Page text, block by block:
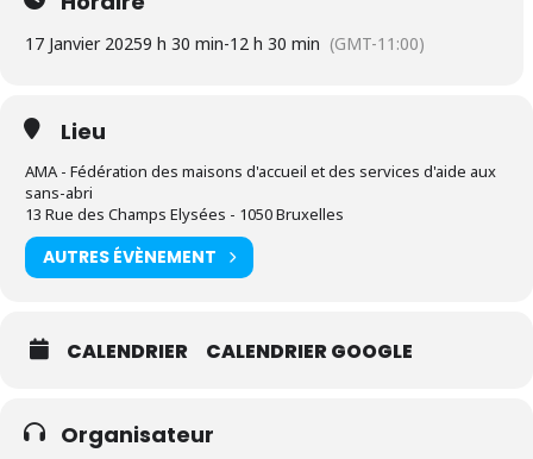
17 Janvier 20259 h 30 min-12 h 30 min (GMT-11:00)
Lieu
AMA - Fédération des maisons d'accueil et des services d'aide aux
sans-abri
13 Rue des Champs Elysées - 1050 Bruxelles
AUTRES ÉVÈNEMENT
CALENDRIER CALENDRIER GOOGLE
Organisateur